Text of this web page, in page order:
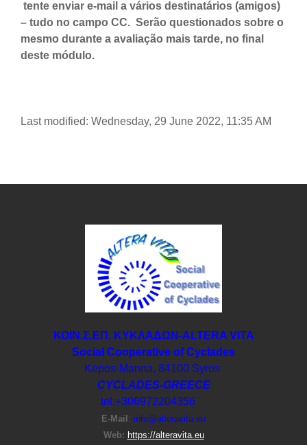
tente enviar e-mail a vários destinatários (amigos)
– tudo no campo CC. Serão questionados sobre o
mesmo durante a avaliação mais tarde, no final
deste módulo.
Last modified: Wednesday, 29 June 2022, 11:35 AM
ΚΟΙΝ.Σ.ΕΠ. ΚΥΚΛΑΔΩΝ-ΑLTERA VITA
Social Cooperative of Cyclades
Kepos-Manna, 84100 Syros
CYCLADES-GREECE
tel:+306972204356
E-Μail : info@alteravita.eu
Web: https://alteravita.eu